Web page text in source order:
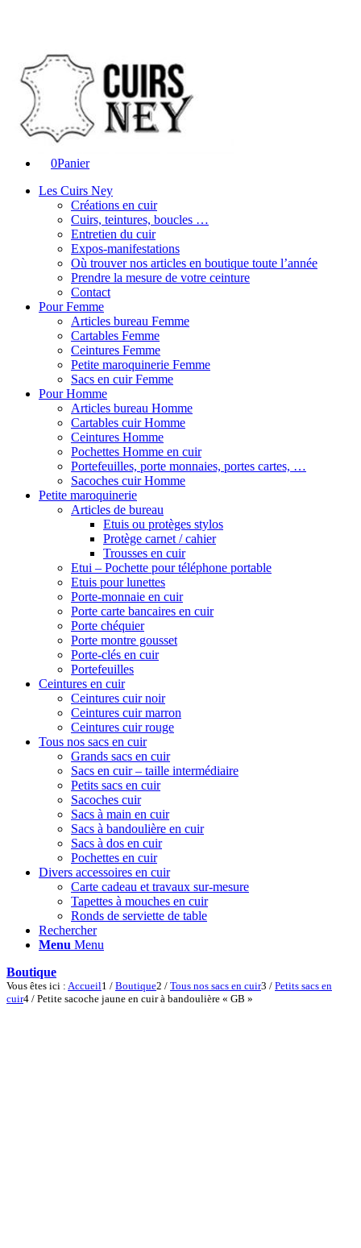
0Panier
Les Cuirs Ney
Créations en cuir
Cuirs, teintures, boucles …
Entretien du cuir
Expos-manifestations
Où trouver nos articles en boutique toute l’année
Prendre la mesure de votre ceinture
Contact
Pour Femme
Articles bureau Femme
Cartables Femme
Ceintures Femme
Petite maroquinerie Femme
Sacs en cuir Femme
Pour Homme
Articles bureau Homme
Cartables cuir Homme
Ceintures Homme
Pochettes Homme en cuir
Portefeuilles, porte monnaies, portes cartes, …
Sacoches cuir Homme
Petite maroquinerie
Articles de bureau
Etuis ou protèges stylos
Protège carnet / cahier
Trousses en cuir
Etui – Pochette pour téléphone portable
Etuis pour lunettes
Porte-monnaie en cuir
Porte carte bancaires en cuir
Porte chéquier
Porte montre gousset
Porte-clés en cuir
Portefeuilles
Ceintures en cuir
Ceintures cuir noir
Ceintures cuir marron
Ceintures cuir rouge
Tous nos sacs en cuir
Grands sacs en cuir
Sacs en cuir – taille intermédiaire
Petits sacs en cuir
Sacoches cuir
Sacs à main en cuir
Sacs à bandoulière en cuir
Sacs à dos en cuir
Pochettes en cuir
Divers accessoires en cuir
Carte cadeau et travaux sur-mesure
Tapettes à mouches en cuir
Ronds de serviette de table
Rechercher
Menu Menu
Boutique
Vous êtes ici : Accueil1 / Boutique2 / Tous nos sacs en cuir3 / Petits sacs en
cuir4 / Petite sacoche jaune en cuir à bandoulière « GB »